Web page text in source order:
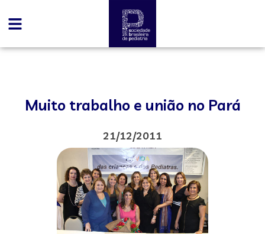
Muito trabalho e união no Pará
21/12/2011